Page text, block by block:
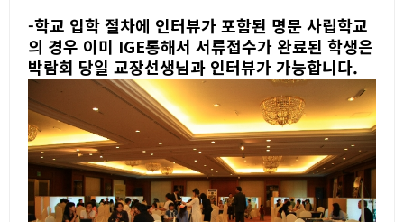
-학교 입학 절차에 인터뷰가 포함된 명문 사립학교
의 경우 이미 IGE통해서 서류접수가 완료된 학생은
박람회 당일 교장선생님과 인터뷰가 가능합니다.